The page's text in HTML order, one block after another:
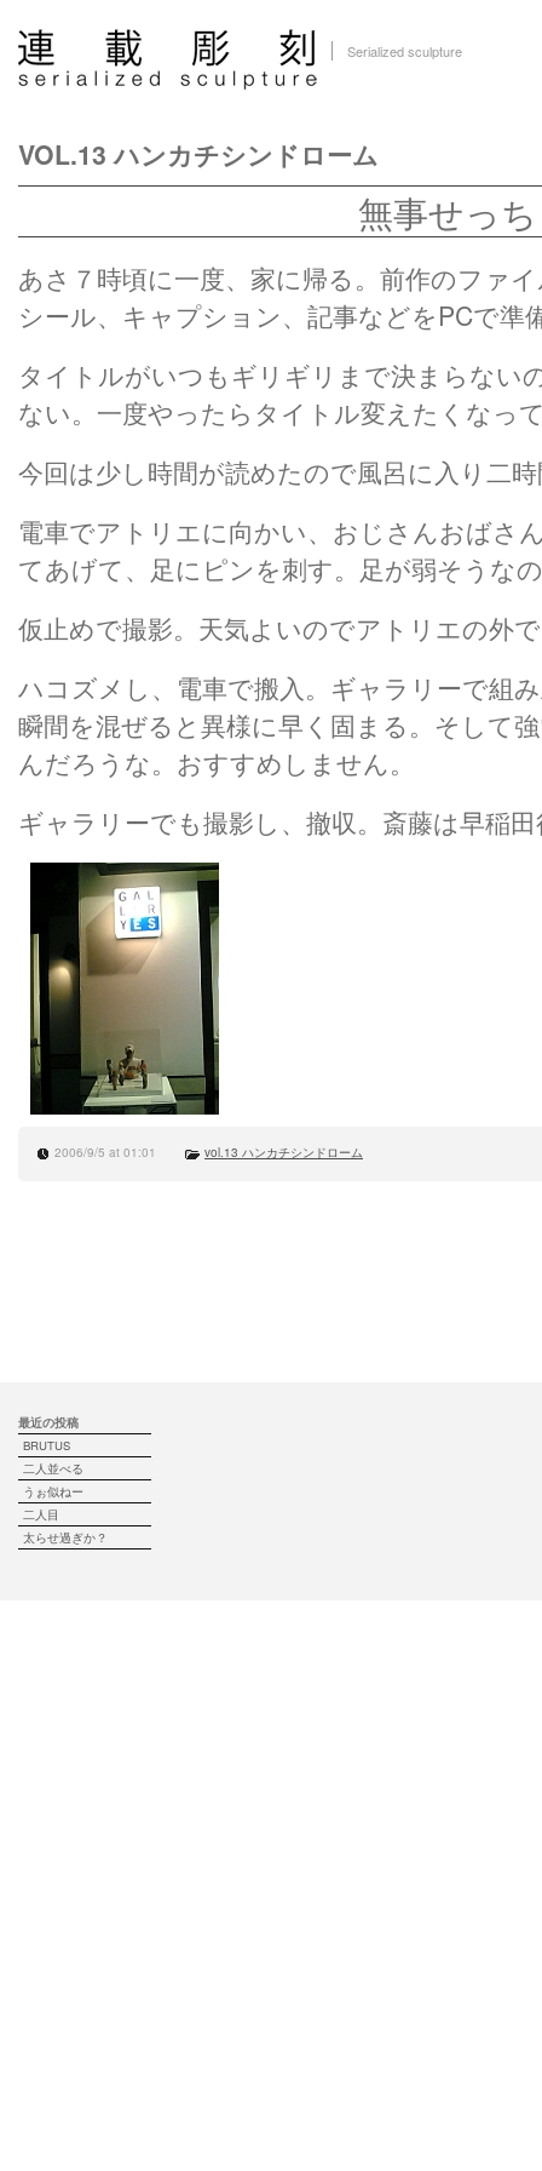
Serialized sculpture
VOL.13 ハンカチシンドローム
無事せっち
あさ７時頃に一度、家に帰る。前作のファ
シール、キャプション、記事などをPCで準
タイトルがいつもギリギリまで決まらない
ない。一度やったらタイトル変えたくなっ
今回は少し時間が読めたので風呂に入り二
電車でアトリエに向かい、おじさんおばさ
てあげて、足にピンを刺す。足が弱そうな
仮止めで撮影。天気よいのでアトリエの外
ハコズメし、電車で搬入。ギャラリーで組
瞬間を混ぜると異様に早く固まる。そして
んだろうな。おすすめしません。
ギャラリーでも撮影し、撤収。斎藤は早稲
2006/9/5 at 01:01 vol.13 ハンカチシンドローム
最近の投稿
BRUTUS
二人並べる
うぉ似ねー
二人目
太らせ過ぎか？